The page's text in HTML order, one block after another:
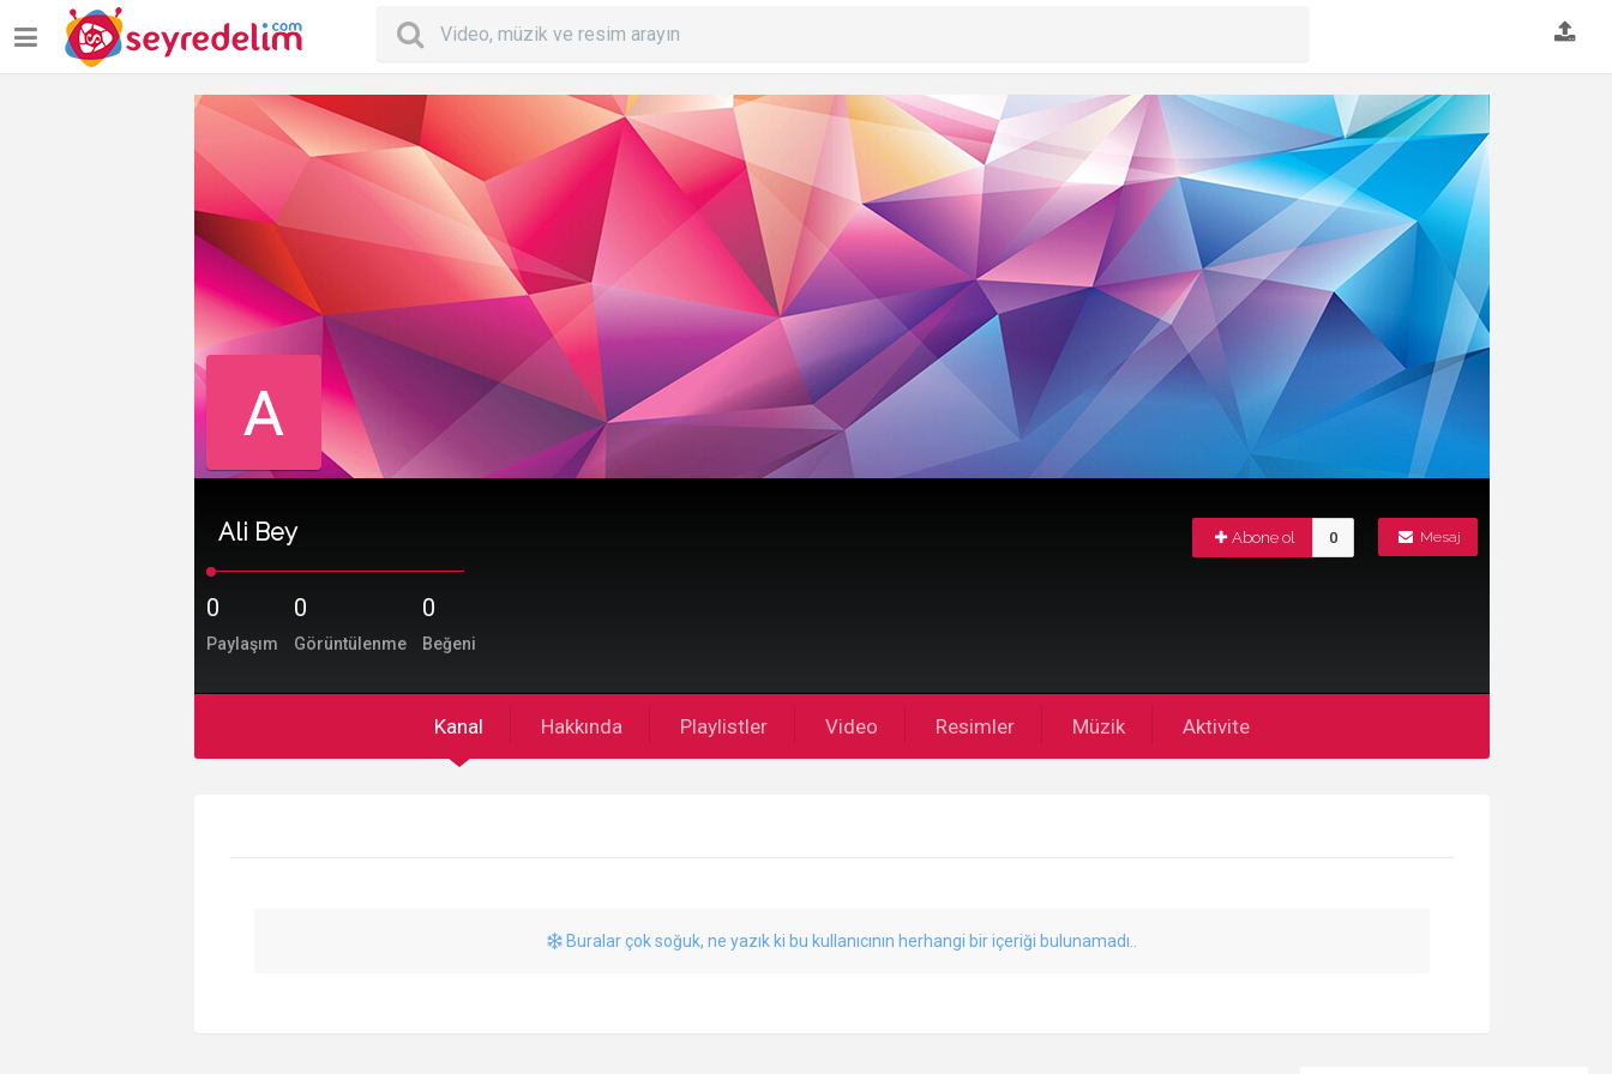
Ali Bey Mesaj
Abone ol 0
0
Paylaşım
0
Görüntülenme
0
Beğeni
Kanal Hakkında Playlistler Video Resimler Müzik Aktivite
Buralar çok soğuk, ne yazık ki bu kullanıcının herhangi bir içeriği bulunamadı..